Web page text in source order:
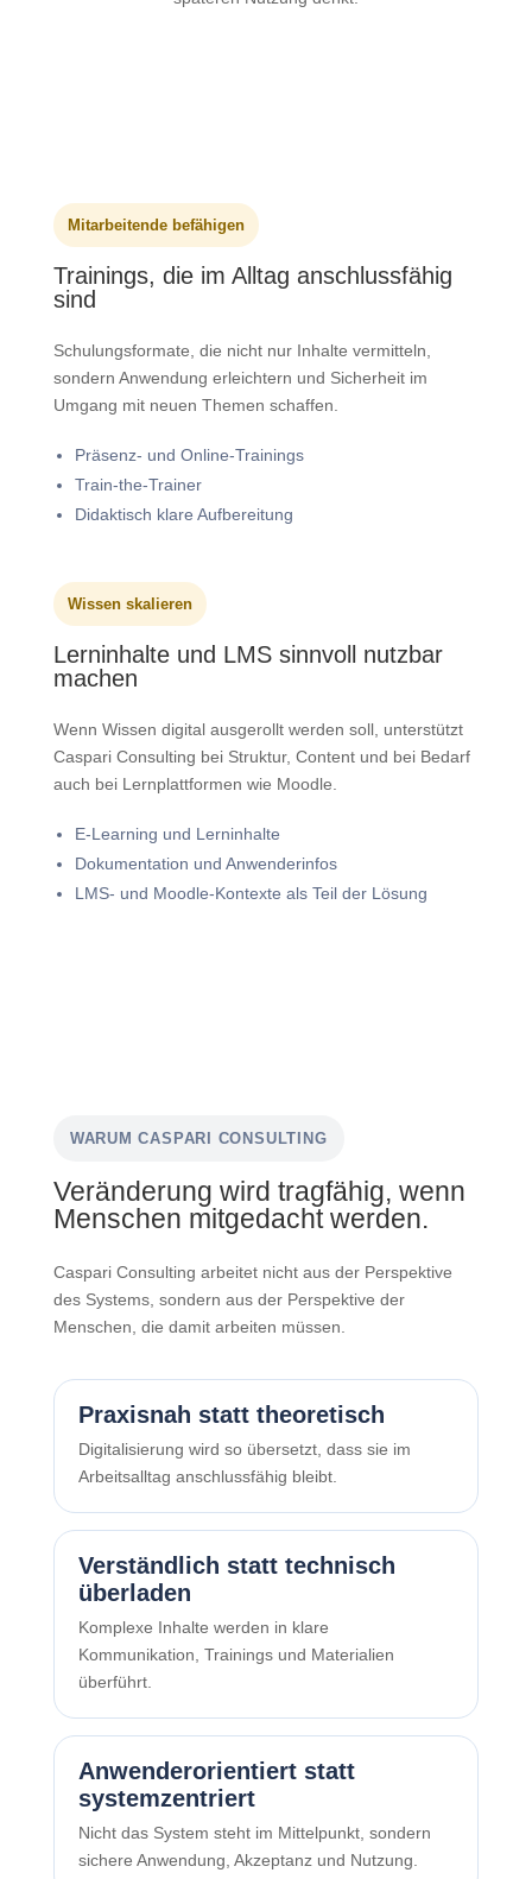
Mitarbeitende befähigen
Trainings, die im Alltag anschlussfähig
sind
Schulungsformate, die nicht nur Inhalte vermitteln,
sondern Anwendung erleichtern und Sicherheit im
Umgang mit neuen Themen schaffen.
Präsenz- und Online-Trainings
Train-the-Trainer
Didaktisch klare Aufbereitung
Wissen skalieren
Lerninhalte und LMS sinnvoll nutzbar
machen
Wenn Wissen digital ausgerollt werden soll, unterstützt
Caspari Consulting bei Struktur, Content und bei Bedarf
auch bei Lernplattformen wie Moodle.
E-Learning und Lerninhalte
Dokumentation und Anwenderinfos
LMS- und Moodle-Kontexte als Teil der Lösung
WARUM CASPARI CONSULTING
Veränderung wird tragfähig, wenn
Menschen mitgedacht werden.
Caspari Consulting arbeitet nicht aus der Perspektive
des Systems, sondern aus der Perspektive der
Menschen, die damit arbeiten müssen.
Praxisnah statt theoretisch
Digitalisierung wird so übersetzt, dass sie im
Arbeitsalltag anschlussfähig bleibt.
Verständlich statt technisch
überladen
Komplexe Inhalte werden in klare
Kommunikation, Trainings und Materialien
überführt.
Anwenderorientiert statt
systemzentriert
Nicht das System steht im Mittelpunkt, sondern
sichere Anwendung, Akzeptanz und Nutzung.